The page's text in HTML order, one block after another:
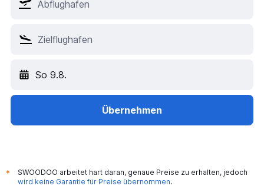
Hotels in Zürich
Hotels in München
Hotels in London
Hotels in Berlin
So 9.8.
Übernehmen
*
SWOODOO arbeitet hart daran, genaue Preise zu erhalten, jedoch
wird keine Garantie für Preise übernommen.